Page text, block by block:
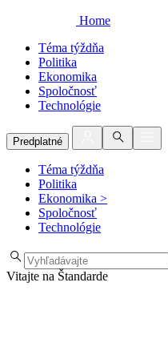
Home
Téma týždňa
Politika
Ekonomika
Spoločnosť
Technológie
Predplatné
Téma týždňa
Politika
Ekonomika >
Spoločnosť
Technológie
Vitajte na Štandarde